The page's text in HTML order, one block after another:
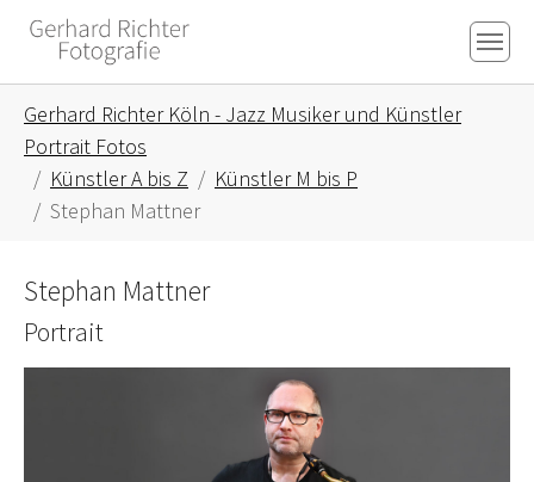
Skip to main content
Skip to page footer
Gerhard Richter Köln - Jazz Musiker und Künstler
Portrait Fotos
Künstler A bis Z
Künstler M bis P
Stephan Mattner
Stephan Mattner
Portrait